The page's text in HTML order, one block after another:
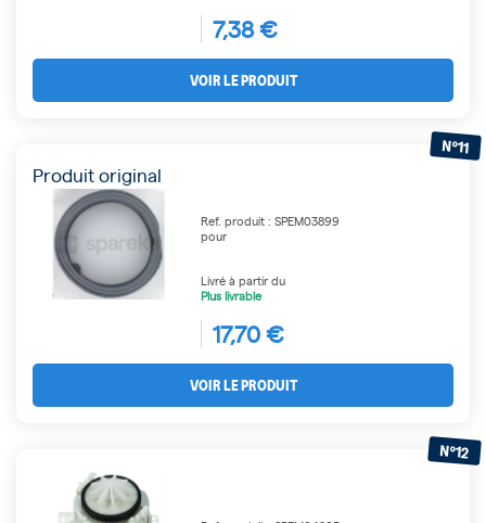
7,38 €
VOIR LE PRODUIT
Produit original
N°11
Ref. produit : SPEM03899
pour
Livré à partir du
Plus livrable
17,70 €
VOIR LE PRODUIT
N°12